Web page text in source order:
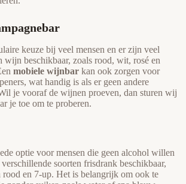
keuze bij veel mensen en er zijn veel
wijn beschikbaar, zoals rood, wit, rosé en
mobiele wijnbar kan ook zorgen voor
wat handig is als er geen andere
je vooraf de wijnen proeven, dan sturen wij
je toe om te proberen.
optie voor mensen die geen alcohol willen
soorten frisdrank beschikbaar,
rood en 7-up. Het is belangrijk om ook te